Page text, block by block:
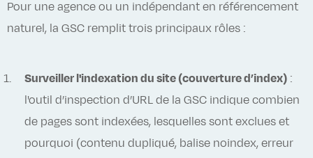
Pour une agence ou un indépendant en référencement
naturel, la GSC remplit trois principaux rôles :
Surveiller l'indexation du site (couverture d’index) :
l'outil d’inspection d’URL de la GSC indique combien
de pages sont indexées, lesquelles sont exclues et
pourquoi (contenu dupliqué, balise noindex, erreur